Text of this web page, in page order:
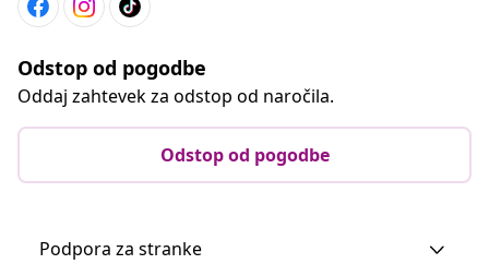
Odstop od pogodbe
Oddaj zahtevek za odstop od naročila.
Odstop od pogodbe
Podpora za stranke